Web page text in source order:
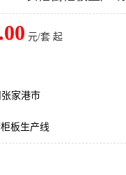
元/套 起
家港市
板生产线